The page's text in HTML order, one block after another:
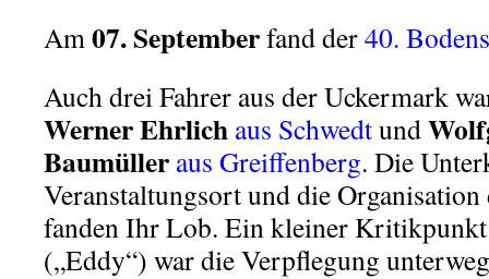
Am07. Septemberfand der40.
Auch drei Fahrer aus der Uckermark
Werner Ehrlich aus Schwedtund
Baumüller aus Greiffenberg. Die
Veranstaltungsort und die
fanden Ihr Lob. Ein kleiner
(„Eddy“) war die Verpflegung